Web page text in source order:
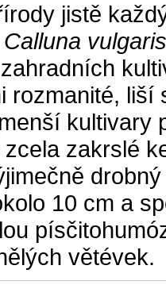
jistě
Calluna vulgaris
rozmanité,
kultivary
zakrslé
10 cm a
větévek.